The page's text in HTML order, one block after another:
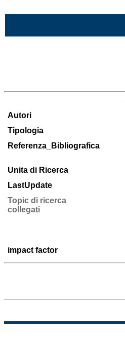
Autori
Tipologia
Referenza_Bibliografica
Unita di Ricerca
LastUpdate
Topic di ricerca
collegati
impact factor